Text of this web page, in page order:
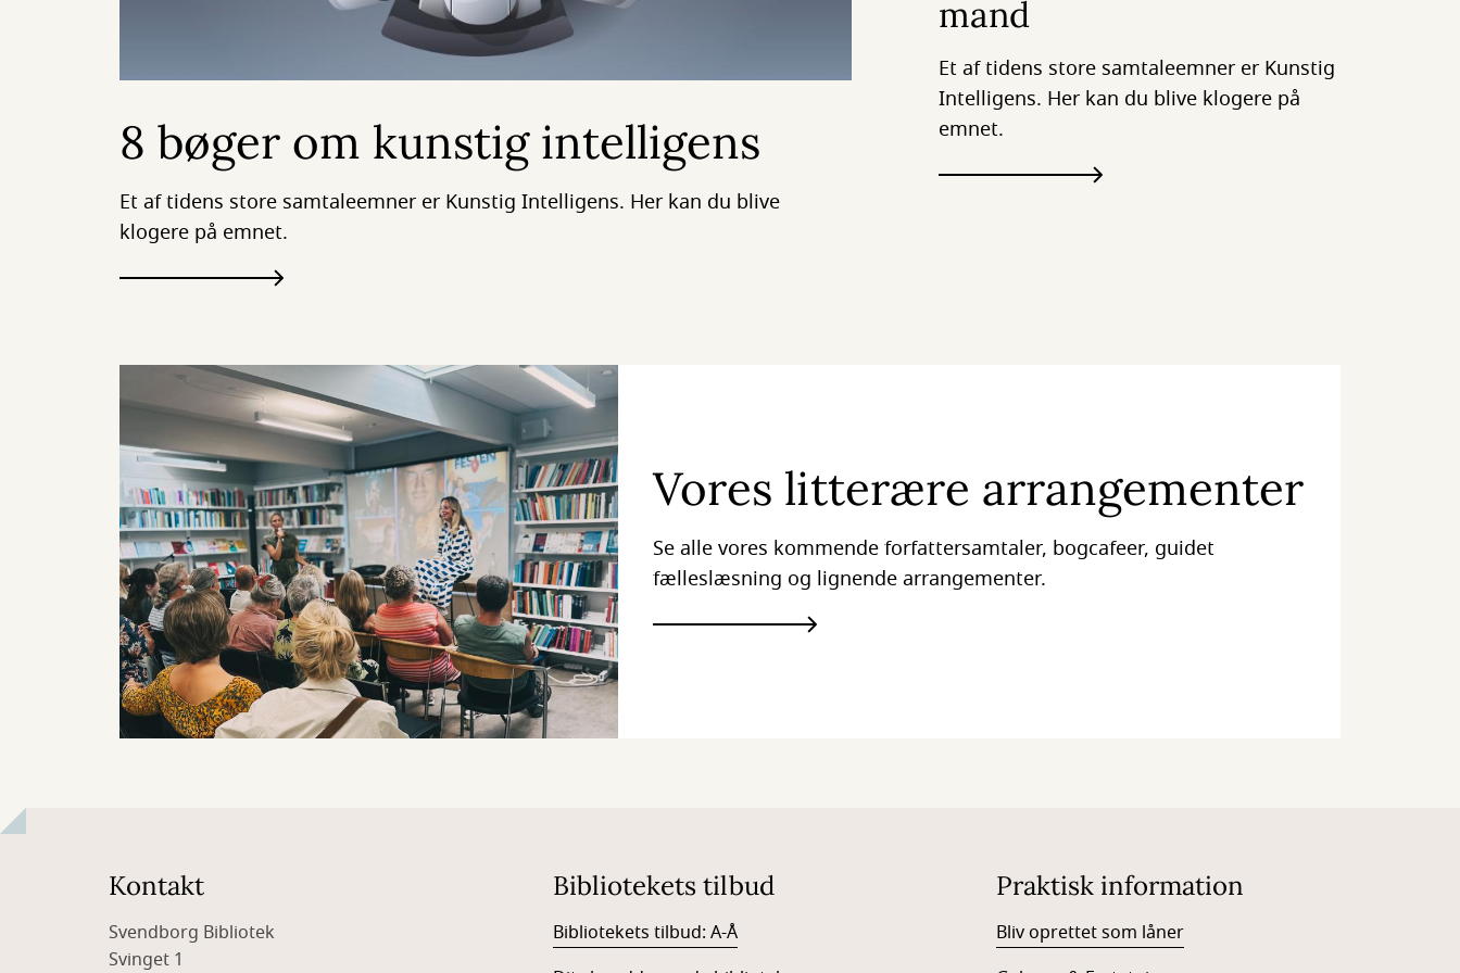
8 bøger om kunstig intelligens
Et af tidens store samtaleemner er Kunstig Intelligens. Her kan du blive
klogere på emnet.
mand
Et af tidens store samtaleemner er Kunstig
Intelligens. Her kan du blive klogere på
emnet.
Vores litterære arrangementer
Se alle vores kommende forfattersamtaler, bogcafeer, guidet
fælleslæsning og lignende arrangementer.
Kontakt
Svendborg Bibliotek
Svinget 1
Bibliotekets tilbud
Bibliotekets tilbud: A-Å
Praktisk information
Bliv oprettet som låner